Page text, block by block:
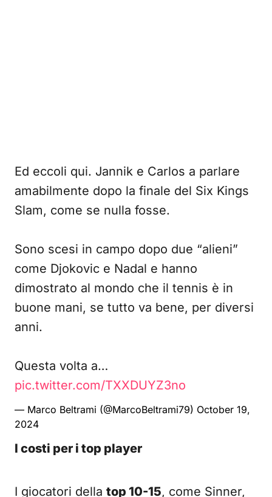
Ed eccoli qui. Jannik e Carlos a parlare
amabilmente dopo la finale del Six Kings
Slam, come se nulla fosse.
Sono scesi in campo dopo due “alieni”
come Djokovic e Nadal e hanno
dimostrato al mondo che il tennis è in
buone mani, se tutto va bene, per diversi
anni.
Questa volta a…
pic.twitter.com/TXXDUYZ3no
— Marco Beltrami (@MarcoBeltrami79) October 19,
2024
I costi per i top player
I giocatori della top 10-15, come Sinner,